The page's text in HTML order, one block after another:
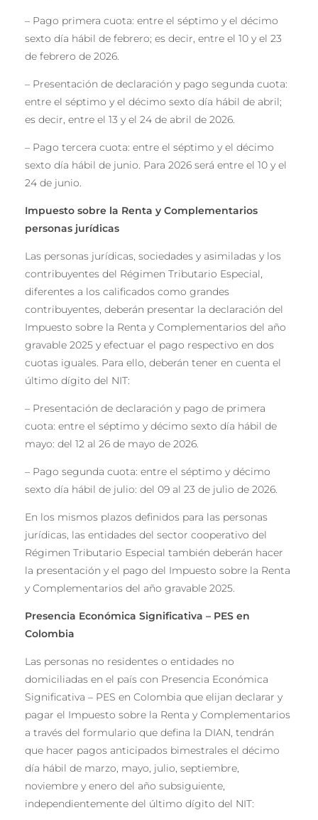
– Pago primera cuota: entre el séptimo y el décimo
sexto día hábil de febrero; es decir, entre el 10 y el 23
de febrero de 2026.
– Presentación de declaración y pago segunda cuota:
entre el séptimo y el décimo sexto día hábil de abril;
es decir, entre el 13 y el 24 de abril de 2026.
– Pago tercera cuota: entre el séptimo y el décimo
sexto día hábil de junio. Para 2026 será entre el 10 y el
24 de junio.
Impuesto sobre la Renta y Complementarios
personas jurídicas
Las personas jurídicas, sociedades y asimiladas y los
contribuyentes del Régimen Tributario Especial,
diferentes a los calificados como grandes
contribuyentes, deberán presentar la declaración del
Impuesto sobre la Renta y Complementarios del año
gravable 2025 y efectuar el pago respectivo en dos
cuotas iguales. Para ello, deberán tener en cuenta el
último dígito del NIT:
– Presentación de declaración y pago de primera
cuota: entre el séptimo y décimo sexto día hábil de
mayo: del 12 al 26 de mayo de 2026.
– Pago segunda cuota: entre el séptimo y décimo
sexto día hábil de julio: del 09 al 23 de julio de 2026.
En los mismos plazos definidos para las personas
jurídicas, las entidades del sector cooperativo del
Régimen Tributario Especial también deberán hacer
la presentación y el pago del Impuesto sobre la Renta
y Complementarios del año gravable 2025.
Presencia Económica Significativa – PES en
Colombia
Las personas no residentes o entidades no
domiciliadas en el país con Presencia Económica
Significativa – PES en Colombia que elijan declarar y
pagar el Impuesto sobre la Renta y Complementarios
a través del formulario que defina la DIAN, tendrán
que hacer pagos anticipados bimestrales el décimo
día hábil de marzo, mayo, julio, septiembre,
noviembre y enero del año subsiguiente,
independientemente del último dígito del NIT: